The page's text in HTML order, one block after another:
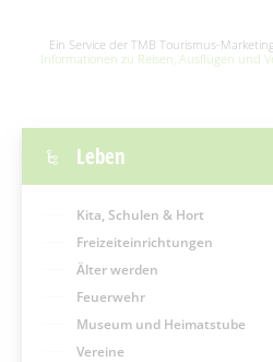
Ein Service der TMB Tourismus-
Informationen zu Reisen, Ausflügen und
Leben
Kita, Schulen & Hort
Freizeiteinrichtungen
Älter werden
Feuerwehr
Museum und Heimatstube
Vereine